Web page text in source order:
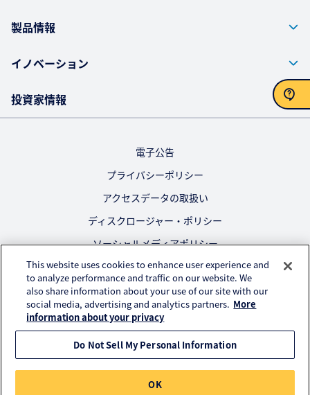
製品情報
イノベーション
投資家情報
電子公告
プライバシーポリシー
アクセスデータの取扱い
ディスクロージャー・ポリシー
ソーシャルメディアポリシー
ご利用にあたって
公式SNS
© KURARAY CO., LTD. All RIGHTS RESERVED.
This website uses cookies to enhance user experience and
to analyze performance and traffic on our website. We
also share information about your use of our site with our
social media, advertising and analytics partners. More
information about your privacy
Do Not Sell My Personal Information
OK